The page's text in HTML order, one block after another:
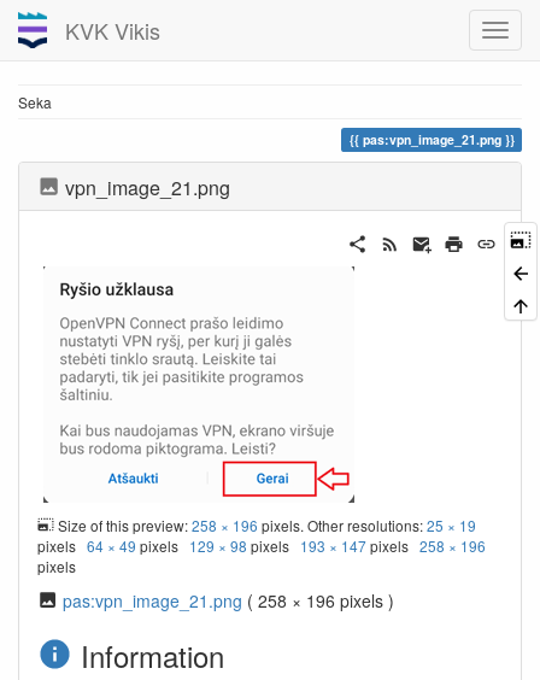
KVK Vikis
Seka
pas:vpn_image_21.png
vpn_image_21.png
Size of this preview:258 × 196 pixels. Other resolutions:25 × 19
pixels 64 × 49 pixels 129 × 98 pixels 193 × 147pixels 258 × 196
pixels
pas:vpn_image_21.png ( 258 × 196 pixels )
Information